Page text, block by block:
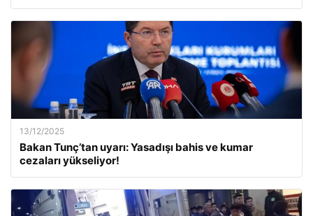
13/12/2025
Bakan Tunç’tan uyarı: Yasadışı bahis ve kumar
cezaları yükseliyor!